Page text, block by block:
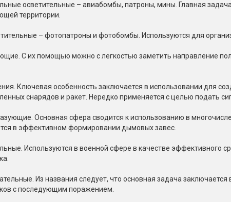
осветительные – авиабомбы, патроны, мины. Главная
территории.
– фотопатроны и фотобомбы. Используются для
С их помощью можно с легкостью заметить направление
Ключевая особенность заключается в использовании для
снарядов и ракет. Нередко применяется с целью подать
Основная сфера сводится к использованию в
в эффективном формировании дымовых завес.
Используются в военной сфере в качестве эффективного
Из названия следует, что основная задача
с последующим поражением.